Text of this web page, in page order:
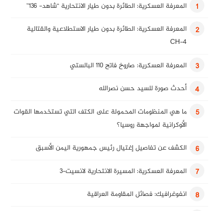
1
المعرفة العسكرية: الطائرة بدون طيار الانتحارية “شاهد- 136”
2
المعرفة العسكرية: الطائرة بدون طيار الاستطلاعية والقتالية
CH-4
3 المعرفة العسكرية: صاروخ فاتح 110 البالستي
4 أحدث صورة للسيد حسن نصرالله
5
ما هي المنظومات المحمولة على الكتف التي تستخدمها القوات
الأوكرانية لمواجهة روسيا؟
6 الكشف عن تفاصيل إغتيال رئيس جمهورية اليمن الأسبق
7 المعرفة العسكرية: المسيرة الانتحارية لانسيت-3
8 انفوغرافيك: فصائل المقاومة العراقية